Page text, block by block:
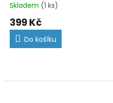
Skladem (1 ks)
399 Kč
Do košíku